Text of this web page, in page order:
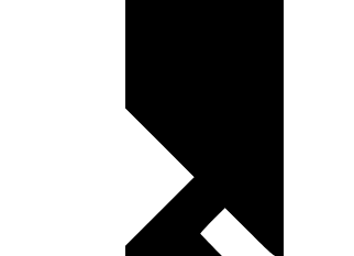
INNOWEEK
SO'NGGI